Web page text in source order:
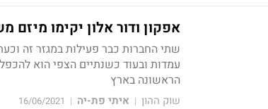
אפקון ודור אלון יקימו
עמדות ובעוד כשנתיים הצפי הוא
הראשונה בארץ
שוק ההון | איתי פת-יה |
16/06/2021